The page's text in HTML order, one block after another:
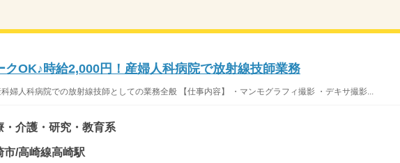
クOK♪時給2,000円！産婦人科病院で放射線技師業務
婦人科病院での放射線技師としての業務全般 【仕事内容】 ・マンモグラフィ撮影 ・デキサ撮影...
・介護・研究・教育系
市/高崎線高崎駅